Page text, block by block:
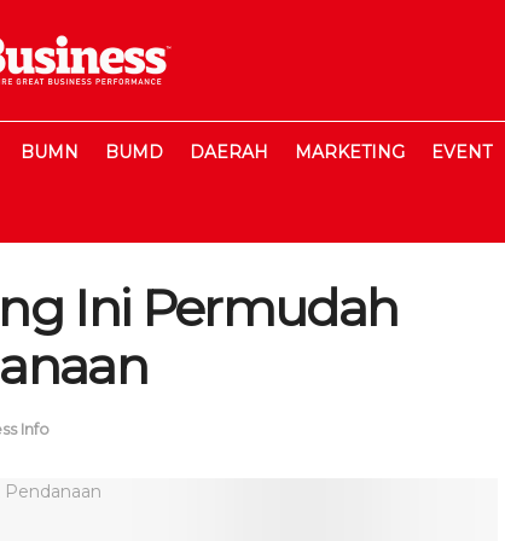
BUMN BUMD DAERAH MARKETING EVENT
Ini Permudah
Info